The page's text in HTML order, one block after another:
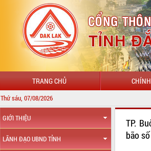
TRANG CHỦ
Thứ sáu, 07/08/2026
GIỚI THIỆU
LÃNH ĐẠO UBND TỈNH
TP.
bão